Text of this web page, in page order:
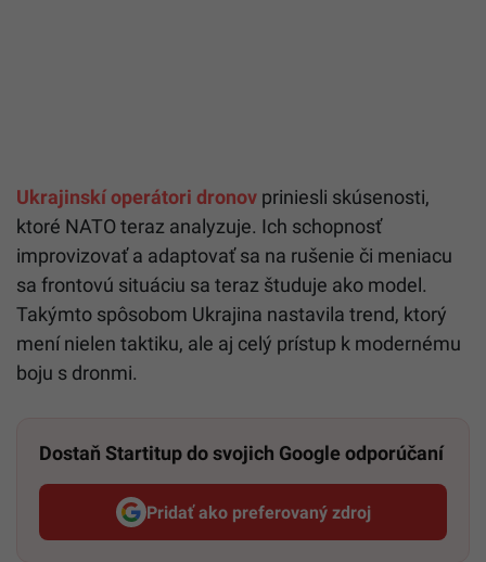
Ukrajinskí operátori dronov priniesli skúsenosti,
ktoré NATO teraz analyzuje. Ich schopnosť
improvizovať a adaptovať sa na rušenie či meniacu
sa frontovú situáciu sa teraz študuje ako model.
Takýmto spôsobom Ukrajina nastavila trend, ktorý
mení nielen taktiku, ale aj celý prístup k modernému
boju s dronmi.
Dostaň Startitup do svojich Google odporúčaní
Pridať ako preferovaný zdroj
Startitup, odkaz sa otvorí v